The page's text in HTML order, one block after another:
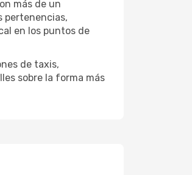
más de un
pertenencias,
en los puntos de
de taxis,
sobre la forma más